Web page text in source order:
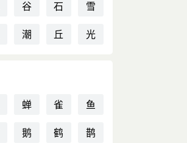
谷 石
雪
潮 丘 光
蝉 雀
鱼
鹅 鹤
鹊